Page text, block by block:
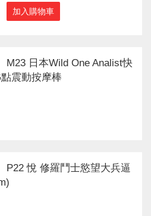
加入購物車
M23 日本Wild One Analist快
震動按摩棒
P22 悅 修羅鬥士慾望大兵逼